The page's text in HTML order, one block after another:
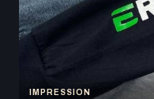
IMPRESSION